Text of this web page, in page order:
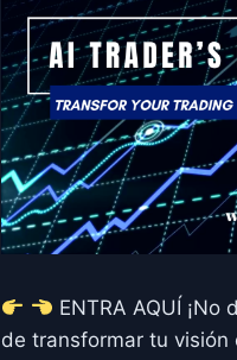
ENTRA AQUÍ
de transformar tu visión